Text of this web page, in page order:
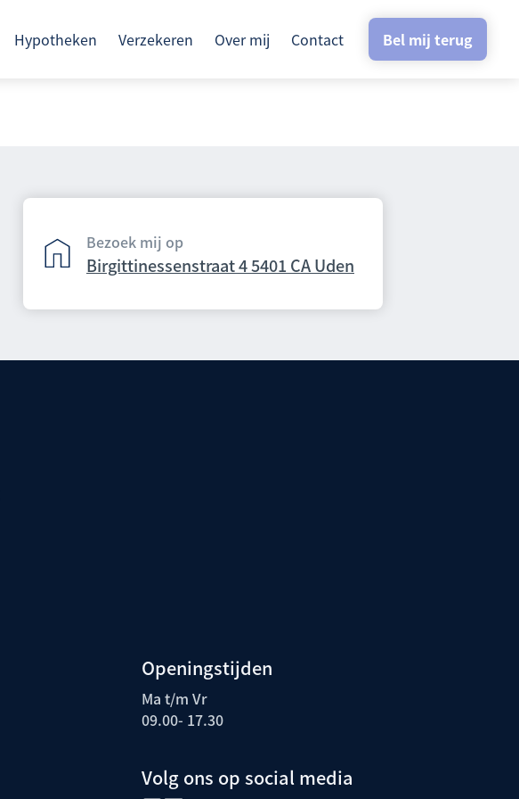
Hypotheken Verzekeren Over mij Contact Bel mij terug
Bezoek mij op
Birgittinessenstraat 4 5401 CA Uden
Openingstijden
Ma t/m Vr
09.00- 17.30
Volg ons op social media